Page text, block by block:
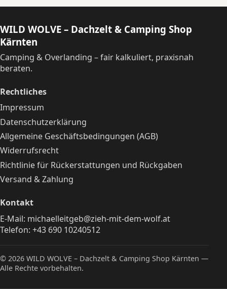
WILD WOLVE – Dachzelt & Camping Shop
Kärnten
Camping & Overlanding – fair kalkuliert, praxisnah
beraten.
Rechtliches
Impressum
Datenschutzerklärung
Allgemeine Geschäftsbedingungen (AGB)
Widerrufsrecht
Richtlinie für Rückerstattungen und Rückgaben
Versand & Zahlung
Kontakt
E-Mail: michaelleitgeb@zieh-mit-dem-wolf.at
Telefon: +43 690 10240512
© 2026 WILD WOLVE – Dachzelt & Camping Shop Kärnten —
Alle Rechte vorbehalten.